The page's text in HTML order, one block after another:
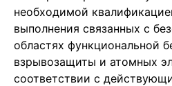
необходимой
выполнения связанных с
областях функциональной
взрывозащиты и атомных
соответствии с